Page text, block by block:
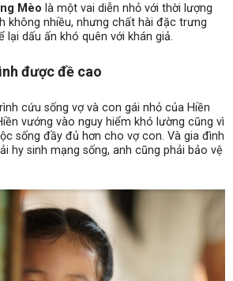
Mèo là một vai diễn nhỏ với thời lượng
không nhiều, nhưng chất hài đặc trưng
lại dấu ấn khó quên với khán giả.
được đề cao
cứu sống vợ và con gái nhỏ của Hiền
vướng vào nguy hiểm khó lường cũng vì
sống đầy đủ hơn cho vợ con. Và gia đình
hy sinh mạng sống, anh cũng phải bảo vệ